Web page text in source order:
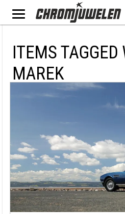
ITEMS TAGGED
MAREK